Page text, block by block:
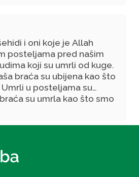
i oni koje je Allah
posteljama pred našim
koji su umrli od kuge.
braća su ubijena kao što
u posteljama su
su umrla kao što smo
naš Gospodar reći:
su nalik ranama ubijenih.